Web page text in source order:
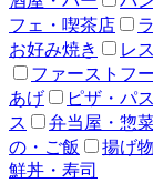
フェ・喫茶店
お好み焼き
レ
ファーストフ
あげ
ピザ・パ
ス
弁当屋・惣
の・ご飯
揚げ物
鮮丼・寿司